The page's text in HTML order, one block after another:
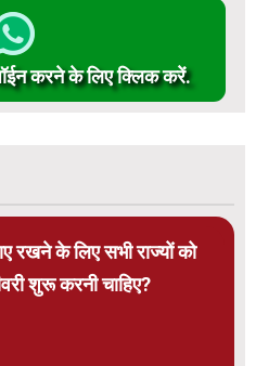
करने के लिए क्लिक करें.
रखने के लिए सभी राज्यों को
शुरू करनी चाहिए?